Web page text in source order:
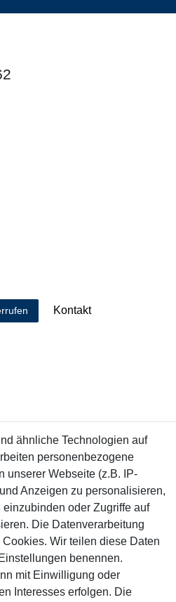
Kontakt
ähnliche Technologien auf
personenbezogene
unserer Webseite (z.B. IP-
Anzeigen zu personalisieren,
oder Zugriffe auf
Die Datenverarbeitung
Wir teilen diese Daten
benennen.
mit Einwilligung oder
Interesses erfolgen. Die